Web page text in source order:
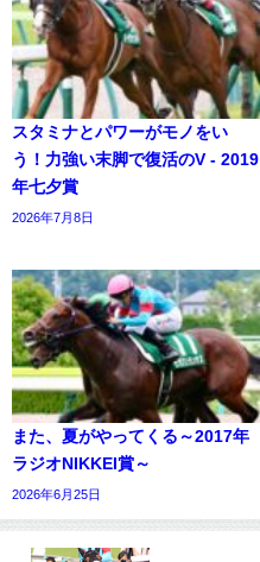
スタミナとパワーがモノをい
う！力強い末脚で復活のV - 2019
年七夕賞
2026年7月8日
また、夏がやってくる～2017年
ラジオNIKKEI賞～
2026年6月25日